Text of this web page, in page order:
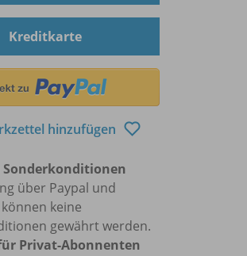
Kreditkarte
hinzufügen
Sonderkonditionen
über Paypal und
keine
gewährt werden.
Privat-Abonnenten